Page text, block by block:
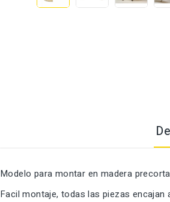
Modelo para montar en madera
Facil montaje, todas las piezas